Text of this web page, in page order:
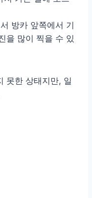
방카 앞쪽에서 기
을 많이 찍을 수 있
못한 상태지만, 일